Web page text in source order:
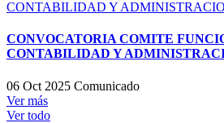
CONVOCATORIA COMITE
CONTABILIDAD Y
06 Oct 2025 Comunicado
Ver más
Ver todo